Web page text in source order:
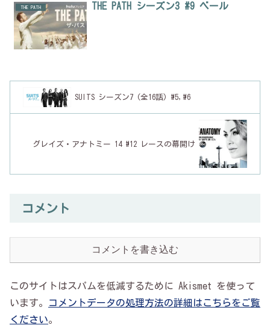
THE PATH THE PATH シーズン3 #9 ベール
SUITS シーズン7 (全16話) #5,#6
グレイズ・アナトミー 14 #12 レースの幕開け
コメント
コメントを書き込む
このサイトはスパムを低減するために Akismet を使って
います。
コメントデータの処理方法の詳細はこちらをご覧
ください。